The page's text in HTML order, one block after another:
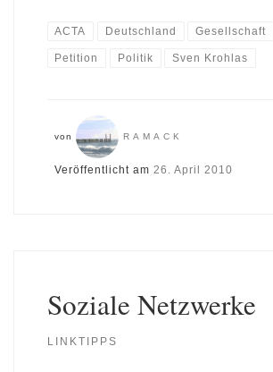
ACTA Deutschland Gesellschaft
Petition Politik Sven Krohlas
von RAMACK
Veröffentlicht am 26. April 2010
Soziale Netzwerke
LINKTIPPS